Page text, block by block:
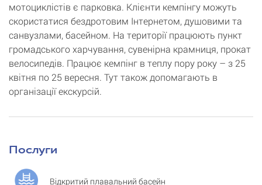
мотоциклістів є парковка. Клієнти кемпінгу можуть
скористатися бездротовим Інтернетом, душовими та
санвузлами, басейном. На території працюють пункт
громадського харчування, сувенірна крамниця, прокат
велосипедів. Працює кемпінг в теплу пору року – з 25
квітня по 25 вересня. Тут також допомагають в
організації екскурсій.
Послуги
Відкритий плавальний басейн